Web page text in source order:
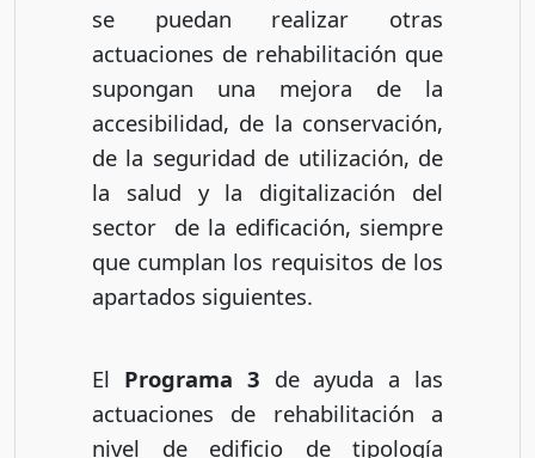
se puedan realizar otras
actuaciones de rehabilitación que
supongan una mejora de la
accesibilidad, de la conservación,
de la seguridad de utilización, de
la salud y la digitalización del
sector de la edificación, siempre
que cumplan los requisitos de los
apartados siguientes.
El Programa 3 de ayuda a las
actuaciones de rehabilitación a
nivel de edificio de tipología